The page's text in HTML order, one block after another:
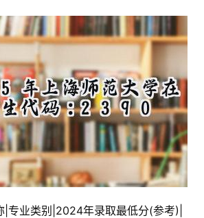
|专业类别|2024年录取最低分(参考)|